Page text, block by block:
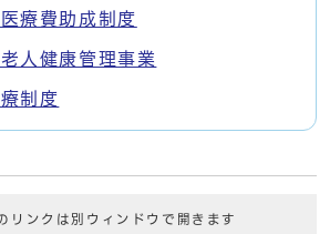
療費助成制度
人健康管理事業
制度
リンクは別ウィンドウで開きます